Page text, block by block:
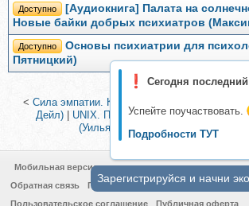
Сегодня
Успейте поучаствовать.
Подробности ТУТ
Доступно
[Аудиокнига] Палата на
Новые байки добрых психиатров
Доступно
Основы психиатрии для
Пятницкий)
< Сила эмпатии. Как развить свои
Дейл)
UNIX. Профессиональное
(Уильям Ричард Стивенс, Стивен
Мобильная версия
Обратная связь
Политика конфиденциальности
Пользовательское соглашение
Публичная оферта
Зарегистрируйся и начни